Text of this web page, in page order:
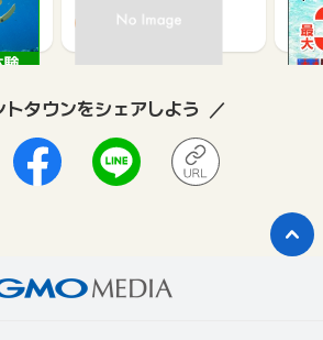
1.3%
トタウンをシェアしよう